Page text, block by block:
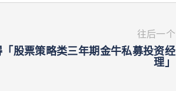
往后一个
股票策略类三年期金牛私募投资经
理」